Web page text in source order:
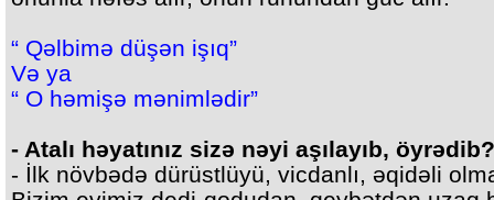
“ Qəlbimə düşən işıq”
Və ya
“ O həmişə mənimlədir”
- Atalı həyatınız sizə nəyi aşılayıb, öyrədib?
- İlk növbədə dürüstlüyü, vicdanlı, əqidəli